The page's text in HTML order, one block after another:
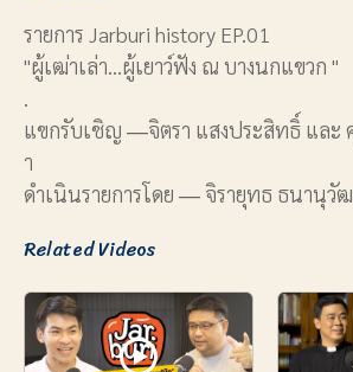
รายการ Jarburi history EP.01
"ผู้เฒ่าเล่า...ผู้เยาว์ฟัง ณ บางนกแขวก "
.
แขกรับเชิญ ―จิตรา แสงประสิทธิ์ แล
า
ดำเนินรายการโดย ― จิรายุทธ ธนานุวั
Related Videos